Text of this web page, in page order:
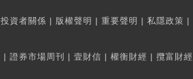
投資者關係 | 版權聲明 | 重要聲明 | 私隱政策 |
| 證券市場周刊 | 壹財信 | 權衡財經 | 攬富財經